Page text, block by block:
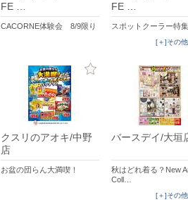
FE …
CACORNE体験会 8/9限り
FE …
スポットクーラー特集
[＋]その
クスリのアオキ/中野
店
お盆の団らん大満喫！
バースデイ/大垣
秋はどれ着る？New
Coll…
[＋]その